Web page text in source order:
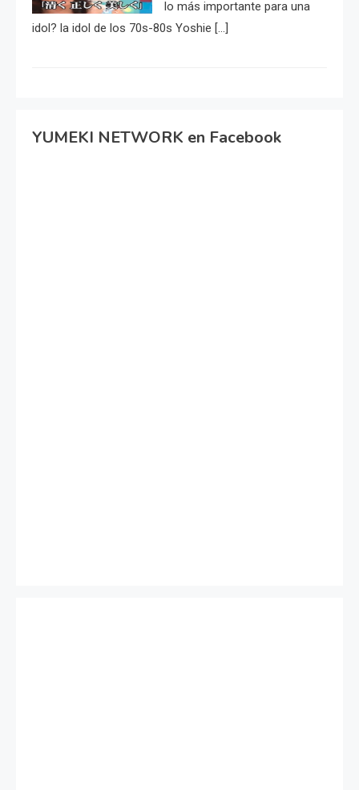
lo más importante para una
idol? la idol de los 70s-80s Yoshie […]
YUMEKI NETWORK en Facebook